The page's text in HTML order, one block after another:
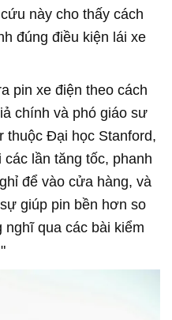
này cho thấy cách
đúng điều kiện lái xe
pin xe điện theo cách
chính và phó giáo sư
thuộc Đại học Stanford,
lần tăng tốc, phanh
để vào cửa hàng, và
giúp pin bền hơn so
qua các bài kiểm